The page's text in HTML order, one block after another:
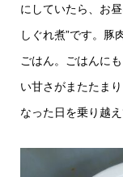
にしていたら、お
しぐれ煮”です。豚
ごはん。ごはんに
い甘さがまたたま
なった日を乗り越